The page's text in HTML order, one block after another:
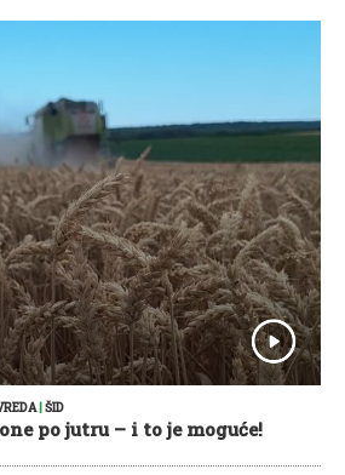
| ŠID
po jutru – i to je moguće!